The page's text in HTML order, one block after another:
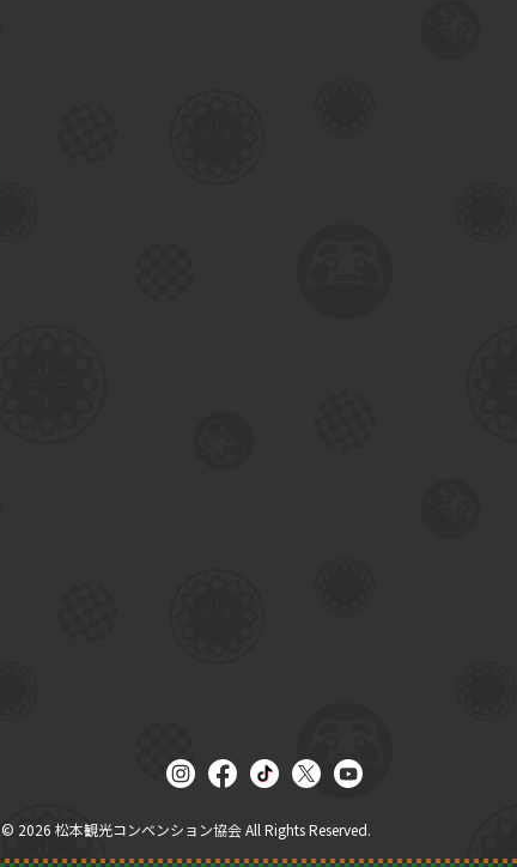
© 2026 松本観光コンベンション協会All Rights Reserved.